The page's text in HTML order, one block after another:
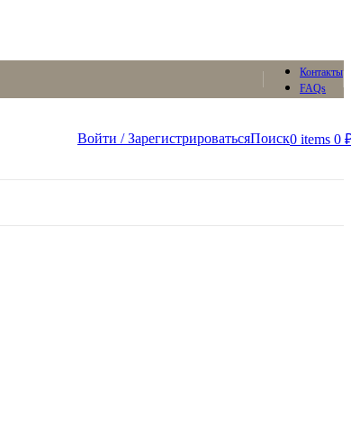
Контакты
FAQs
Войти / ЗарегистрироватьсяПоиск0 items 0